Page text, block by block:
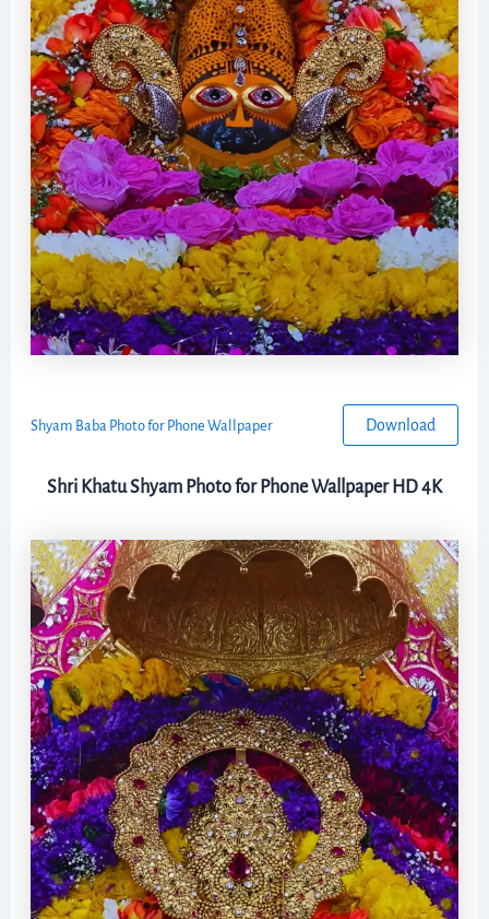
Shyam Baba Photo for Phone Wallpaper Download
Shri Khatu Shyam Photo for Phone Wallpaper HD 4K